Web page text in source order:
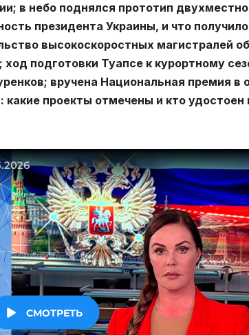
в небо поднялся прототип
президента Украины, и что
высокоскоростных магистралей
подготовки Туапсе к курортному
вручена Национальная премия в
проекты отмечены и кто удостоен